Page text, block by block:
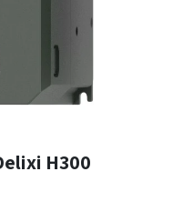
H300